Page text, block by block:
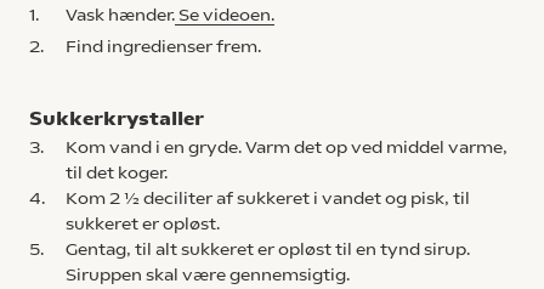
1. Vask hænder. Se videoen.
2.
Find ingredienser frem.
Sukkerkrystaller
3.
Kom vand i en gryde. Varm det op ved middel varme,
til det koger.
4.
Kom 2 ½ deciliter af sukkeret i vandet og pisk, til
sukkeret er opløst.
5.
Gentag, til alt sukkeret er opløst til en tynd sirup.
Siruppen skal være gennemsigtig.